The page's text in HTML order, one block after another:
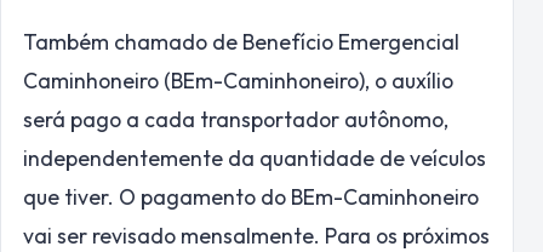
Também chamado de Benefício Emergencial
Caminhoneiro (BEm-Caminhoneiro), o auxílio
será pago a cada transportador autônomo,
independentemente da quantidade de veículos
que tiver. O pagamento do BEm-Caminhoneiro
vai ser revisado mensalmente. Para os próximos